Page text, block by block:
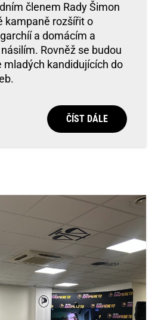
členem Rady Šimon
kampaně rozšířit o
a domácím a
Rovněž se budou
mladých kandidujících do
ČÍST DÁLE